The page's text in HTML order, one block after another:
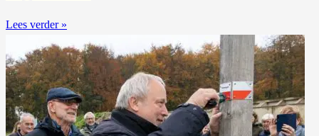
Lees verder »